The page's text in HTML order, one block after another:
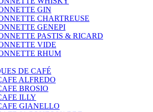
GIN
CHARTREUSE
GENEPI
PASTIS & RICARD
VIDE
RHUM
DE CAFÉ
ALFREDO
BROSIO
ILLY
GIANELLO